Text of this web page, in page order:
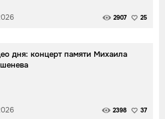
2907 25
дня: концерт памяти Михаила
2398 37